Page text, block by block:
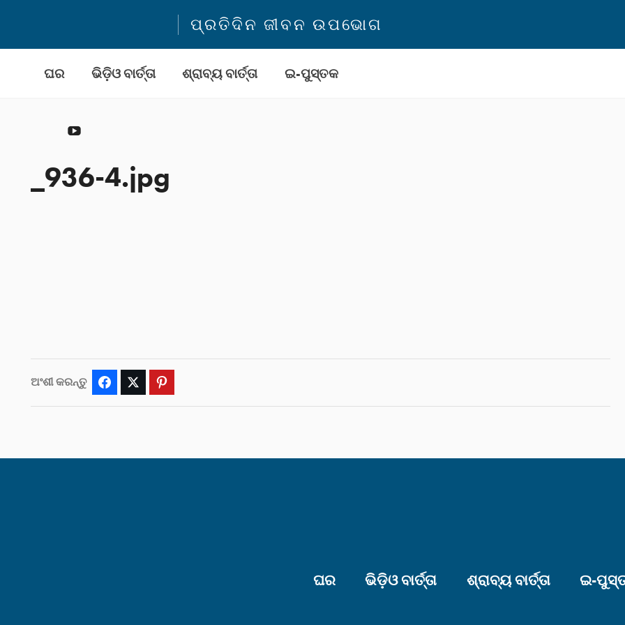
ପ୍ରତିଦିନ ଜୀବନ ଉପଭୋଗ
ଘର ଭିଡ଼ିଓ ବାର୍ତ୍ତା ଶ୍ରାବ୍ୟ ବାର୍ତ୍ତା ଇ-ପୁସ୍ତକ
_936-4.jpg
ଅଂଶୀ କରନ୍ତୁ Facebook Twitter
ଘର ଭିଡ଼ିଓ ବାର୍ତ୍ତା ଶ୍ରାବ୍ୟ ବାର୍ତ୍ତା ଇ-